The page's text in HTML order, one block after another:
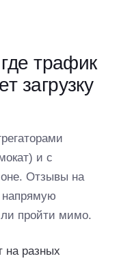
трафик
загрузку
и с
Отзывы на
напрямую
пройти мимо.
на разных